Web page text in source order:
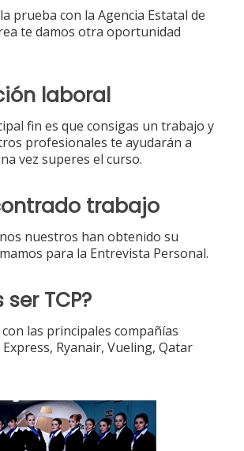
prueba con la Agencia Estatal de
te damos otra oportunidad
laboral
fin es que consigas un trabajo y
profesionales te ayudarán a
vez superes el curso.
trabajo
nuestros han obtenido su
para la Entrevista Personal.
ser TCP?
las principales compañías
Ryanair, Vueling, Qatar